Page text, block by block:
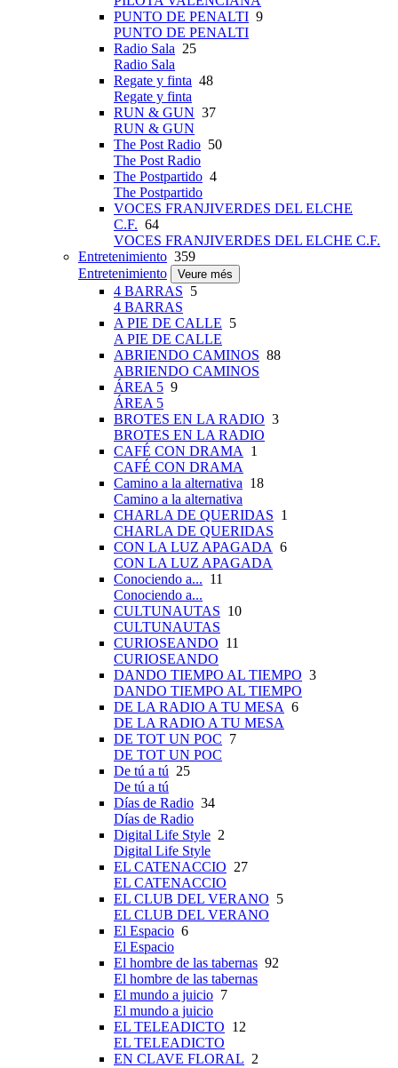
PUNTO DE PENALTI 9
PUNTO DE PENALTI
Radio Sala 25
Radio Sala
Regate y finta 48
Regate y finta
RUN & GUN 37
RUN & GUN
The Post Radio 50
The Post Radio
The Postpartido 4
The Postpartido
VOCES FRANJIVERDES DEL ELCHE
C.F. 64
VOCES FRANJIVERDES DEL ELCHE C.F.
Entretenimiento 359
Entretenimiento
Veure més
4 BARRAS 5
4 BARRAS
A PIE DE CALLE 5
A PIE DE CALLE
ABRIENDO CAMINOS 88
ABRIENDO CAMINOS
ÁREA 5 9
ÁREA 5
BROTES EN LA RADIO 3
BROTES EN LA RADIO
CAFÉ CON DRAMA 1
CAFÉ CON DRAMA
Camino a la alternativa 18
Camino a la alternativa
CHARLA DE QUERIDAS 1
CHARLA DE QUERIDAS
CON LA LUZ APAGADA 6
CON LA LUZ APAGADA
Conociendo a... 11
Conociendo a...
CULTUNAUTAS 10
CULTUNAUTAS
CURIOSEANDO 11
CURIOSEANDO
DANDO TIEMPO AL TIEMPO 3
DANDO TIEMPO AL TIEMPO
DE LA RADIO A TU MESA 6
DE LA RADIO A TU MESA
DE TOT UN POC 7
DE TOT UN POC
De tú a tú 25
De tú a tú
Días de Radio 34
Días de Radio
Digital Life Style 2
Digital Life Style
EL CATENACCIO 27
EL CATENACCIO
EL CLUB DEL VERANO 5
EL CLUB DEL VERANO
El Espacio 6
El Espacio
El hombre de las tabernas 92
El hombre de las tabernas
El mundo a juicio 7
El mundo a juicio
EL TELEADICTO 12
EL TELEADICTO
EN CLAVE FLORAL 2